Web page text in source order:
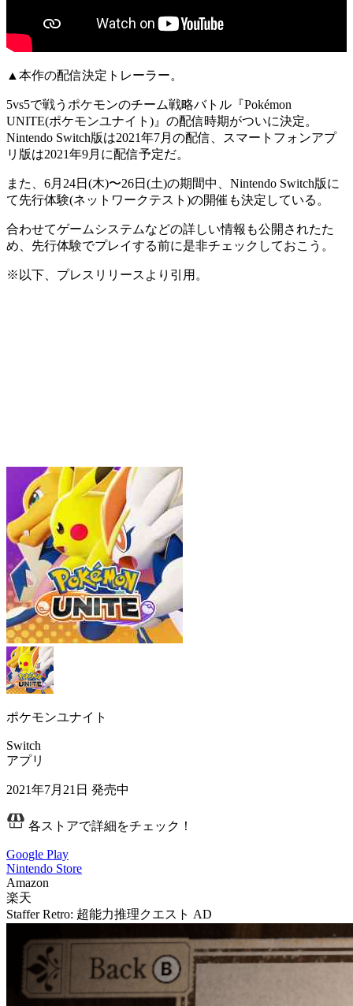
▲本作の配信決定トレーラー。
5vs5で戦うポケモンのチーム戦略バトル 『Pokémon
UNITE(ポケモンユナイト)』 の配信時期がついに決定。
Nintendo Switch版は2021年7月 の配信、スマートフォンアプ
リ版は2021年9月 に配信予定だ。
また、 6月24日(木)〜26日(土)の期間中、Nintendo Switch版に
て先行体験(ネットワークテスト)の開催も決定している。
合わせてゲームシステムなどの詳しい情報も公開されたた
め、先行体験でプレイする前に是非チェックしておこう。
※以下、プレスリリースより引用。
ポケモンユナイト
Switch
アプリ
2021年7月21日 発売中
各ストアで詳細をチェック！
Google Play
Nintendo Store
Amazon
楽天
Staffer Retro: 超能力推理クエスト AD